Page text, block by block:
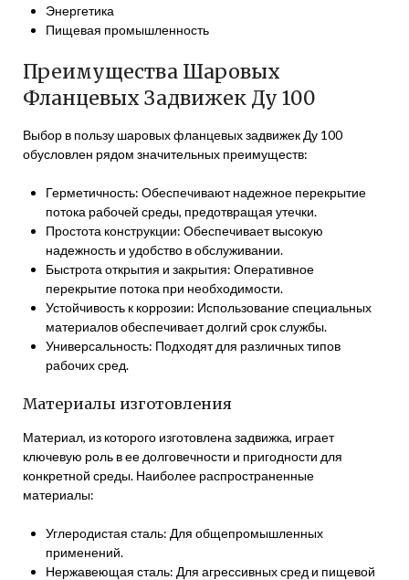
Энергетика
Пищевая промышленность
Преимущества Шаровых
Фланцевых Задвижек Ду 100
Выбор в пользу шаровых фланцевых задвижек Ду 100
обусловлен рядом значительных преимуществ:
Герметичность: Обеспечивают надежное перекрытие
потока рабочей среды, предотвращая утечки.
Простота конструкции: Обеспечивает высокую
надежность и удобство в обслуживании.
Быстрота открытия и закрытия: Оперативное
перекрытие потока при необходимости.
Устойчивость к коррозии: Использование специальных
материалов обеспечивает долгий срок службы.
Универсальность: Подходят для различных типов
рабочих сред.
Материалы изготовления
Материал, из которого изготовлена задвижка, играет
ключевую роль в ее долговечности и пригодности для
конкретной среды. Наиболее распространенные
материалы:
Углеродистая сталь: Для общепромышленных
применений.
Нержавеющая сталь: Для агрессивных сред и пищевой